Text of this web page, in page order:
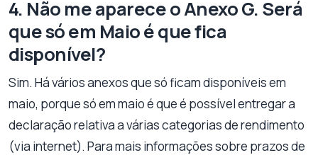
4. Não me aparece o Anexo G. Será
que só em Maio é que fica
disponível?
Sim. Há vários anexos que só ficam disponíveis em
maio, porque só em maio é que é possível entregar a
declaração relativa a várias categorias de rendimento
(via internet). Para mais informações sobre prazos de